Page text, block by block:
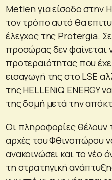
Metlen για είσοδο στην
τον τρόπο αυτό θα
έλεγχος της Protergia.
προσώρας δεν
προτεραιότητας που
εισαγωγή της στο LSE
της HELLENiQ ENERGY
της δομή μετά την
Οι πληροφορίες θέλουν
αρχές του Φθινοπώρου
ανακοινώσει και το νέο
τη στρατηγική